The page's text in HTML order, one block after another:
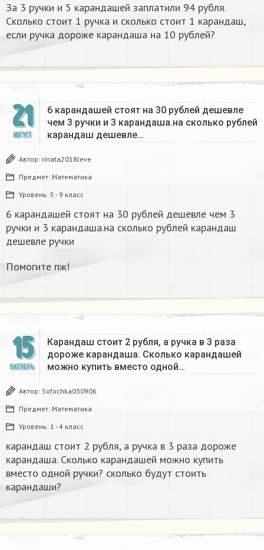
За 3 ручки и 5 карандашей заплатили 94 рубля.
Сколько стоит 1 ручка и сколько стоит 1 карандаш,
если ручка дороже карандаша на 10 рублей?
21
АВГУСТ
6 карандашей стоят на 30 рублей дешевле
чем 3 ручки и 3 карандаша.на сколько рублей
карандаш дешевле…
Автор: rinata2018leve
Предмет: Математика
Уровень: 5 - 9 класс
6 карандашей стоят на 30 рублей дешевле чем 3
ручки и 3 карандаша.на сколько рублей карандаш
дешевле ручки
Помогите пж!
15
ОКТЯБРЬ
Карандаш стоит 2 рубля, а ручка в 3 раза
дороже карандаша. Сколько карандашей
можно купить вместо одной…
Автор: Sofochka030906
Предмет: Математика
Уровень: 1 - 4 класс
карандаш стоит 2 рубля, а ручка в 3 раза дороже
карандаша. Сколько карандашей можно купить
вместо одной ручки? сколько будут стоить
карандаши?